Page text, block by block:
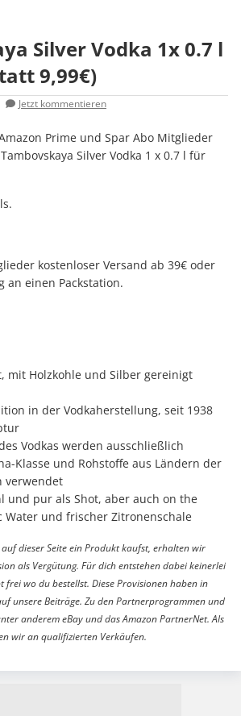
Silver Vodka 1x 0.7 l
9,99€)
Jetzt kommentieren
Prime und Spar Abo Mitglieder
Silver Vodka 1 x 0.7 l für
kostenloser Versand ab 39€ oder
an einen Packstation.
mit Holzkohle und Silber gereinigt
in der Vodkaherstellung, seit 1938
Vodkas werden ausschließlich
Klasse und Rohstoffe aus Ländern der
verwendet
und pur als Shot, aber auch on the
Water und frischer Zitronenschale
dieser Seite ein Produkt kaufst, erhalten wir
als Vergütung. Für dich entstehen dabei keinerlei
wo du bestellst. Diese Provisionen haben in
unsere Beiträge. Zu den Partnerprogrammen und
anderem eBay und das Amazon PartnerNet. Als
wir an qualifizierten Verkäufen.